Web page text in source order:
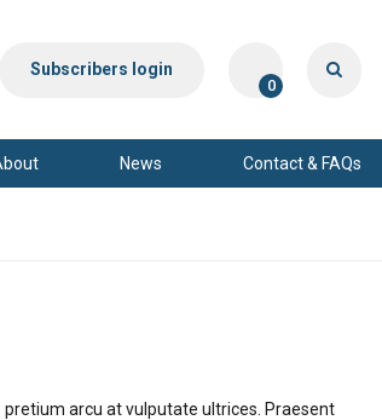
Subscribers login
0
News Contact & FAQs
arcu at vulputate ultrices. Praesent